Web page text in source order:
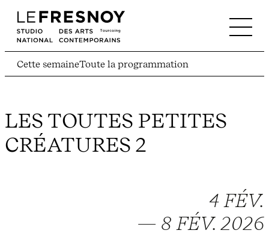
Cette semaineToute la programmation
LES TOUTES PETITES
CRÉATURES 2
4 FÉV.
— 8 FÉV. 2026